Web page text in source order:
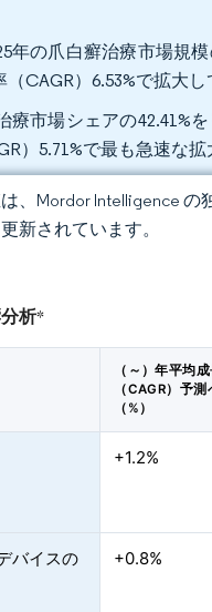
年の爪白癬治療市場規
CAGR）6.53%で拡大し
療市場シェアの42.41%
）5.71%で最も急速な拡
、Mordor Intelligence
新されています。
析*
（～）年平均
（CAGR）予
（%）
+1.2%
バイスの
+0.8%